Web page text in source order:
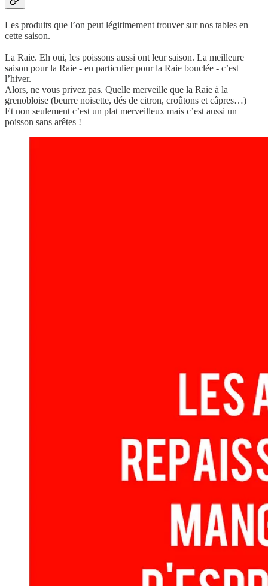
Les produits que l’on peut légitimement trouver sur nos tables en
cette saison.
La Raie. Eh oui, les poissons aussi ont leur saison. La meilleure
saison pour la Raie - en particulier pour la Raie bouclée - c’est
l’hiver.
Alors, ne vous privez pas. Quelle merveille que la Raie à la
grenobloise (beurre noisette, dés de citron, croûtons et câpres…)
Et non seulement c’est un plat merveilleux mais c’est aussi un
poisson sans arêtes !